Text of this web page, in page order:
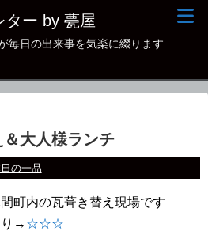
ター by 甍屋
毎日の出来事を気楽に綴ります
大人様ランチ
の一品
町内の瓦葺き替え現場です
り→ ☆☆☆